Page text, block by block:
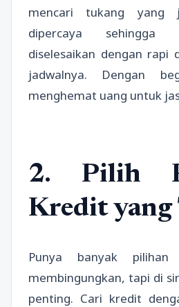
mencari tukang yang
dipercaya sehingga
diselesaikan dengan rapi
jadwalnya. Dengan
menghemat uang untuk
2. Pilih
Kredit yang
Punya banyak
membingungkan, tapi di
penting. Cari kredit